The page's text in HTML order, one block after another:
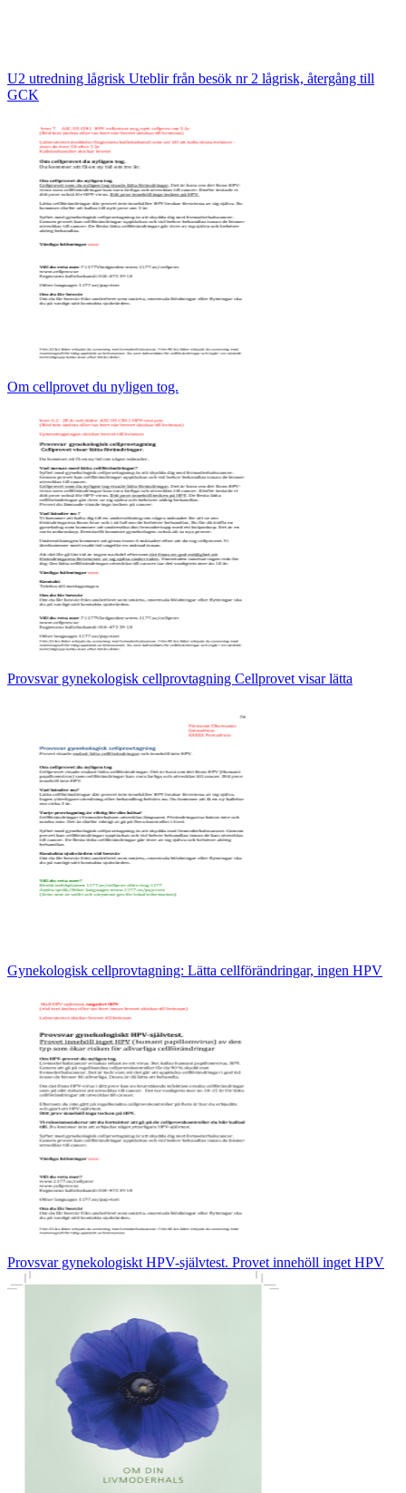
U2 utredning lågrisk Uteblir från besök nr 2 lågrisk, återgång till
GCK
Om cellprovet du nyligen tog.
Provsvar gynekologisk cellprovtagning Cellprovet visar lätta
Gynekologisk cellprovtagning: Lätta cellförändringar, ingen HPV
Provsvar gynekologiskt HPV-självtest. Provet innehöll inget HPV